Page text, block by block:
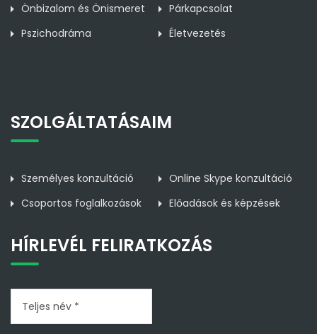
Önbizalom és Önismeret
Párkapcsolat
Pszichodráma
Életvezetés
SZOLGÁLTATÁSAIM
Személyes konzultáció
Online Skype konzultáció
Csoportos foglalkozások
Előadások és képzések
HÍRLEVÉL FELIRATKOZÁS